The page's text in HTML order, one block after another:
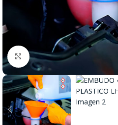
Click to enlarge